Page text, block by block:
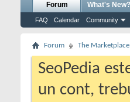
Forum
FAQ Calendar Community
What's New?
Forum The Marketplace
SeoPedia
un cont,